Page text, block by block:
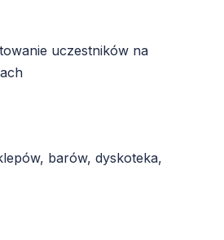
uczestników na
barów, dyskoteka,